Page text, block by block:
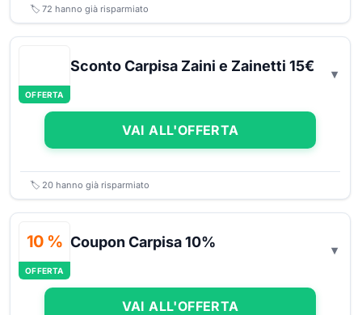
🏷️ 72 hanno già risparmiato
OFFERTA
Sconto Carpisa Zaini e Zainetti 15€
VAI ALL'OFFERTA
🏷️ 20 hanno già risparmiato
10 %
OFFERTA
Coupon Carpisa 10%
VAI ALL'OFFERTA